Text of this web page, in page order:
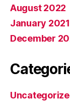
August 2022
January 2021
December